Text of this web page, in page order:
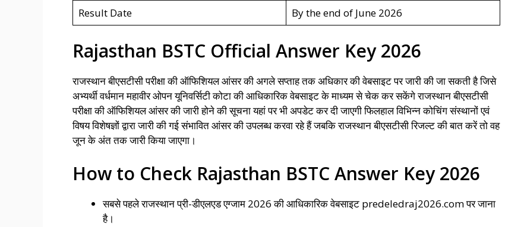
Result Date
By the end of June 2026
Rajasthan BSTC Official Answer Key 2026
राजस्थान बीएसटीसी परीक्षा की ऑफिशियल आंसर की अगले सप्ताह तक अधिकार की वेबसाइट पर जारी की जा सकती है जिसे
अभ्यर्थी वर्धमान महावीर ओपन यूनिवर्सिटी कोटा की आधिकारिक वेबसाइट के माध्यम से चेक कर सकेंगे राजस्थान बीएसटीसी
परीक्षा की ऑफिशियल आंसर की जारी होने की सूचना यहां पर भी अपडेट कर दी जाएगी फिलहाल विभिन्न कोचिंग संस्थानों एवं
विषय विशेषज्ञों द्वारा जारी की गई संभावित आंसर की उपलब्ध करवा रहे हैं जबकि राजस्थान बीएसटीसी रिजल्ट की बात करें तो वह
जून के अंत तक जारी किया जाएगा।
How to Check Rajasthan BSTC Answer Key 2026
सबसे पहले राजस्थान प्री-डीएलएड एग्जाम 2026 की आधिकारिक वेबसाइट predeledraj2026.com पर जाना
है।